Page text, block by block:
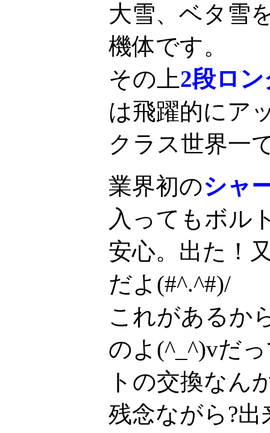
大雪、ベタ雪
機体です。
その上2段ロ
は飛躍的にア
クラス世界一
業界初のシャ
入ってもボル
安心。出た！
だよ(#^.^#)/
これがあるか
のよ(^_^)vだ
トの交換なん
残念ながら?